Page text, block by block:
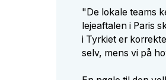
"De lokale teams
lejeaftalen i Paris
i Tyrkiet er
selv, mens vi på